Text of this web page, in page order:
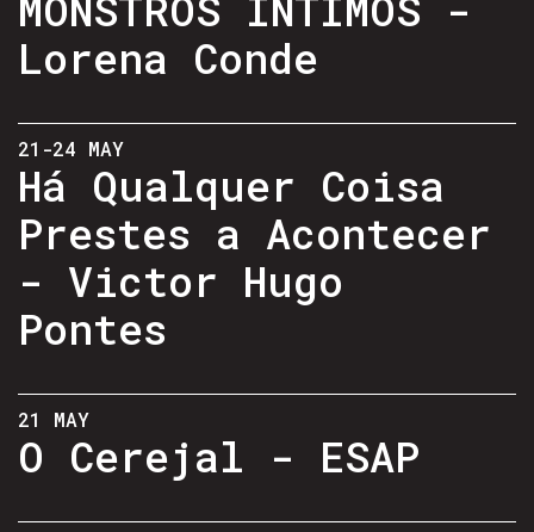
Lorena Conde
21-24 MAY
Há Qualquer Coisa
Prestes a Acontecer
- Victor Hugo
Pontes
21 MAY
O Cerejal - ESAP